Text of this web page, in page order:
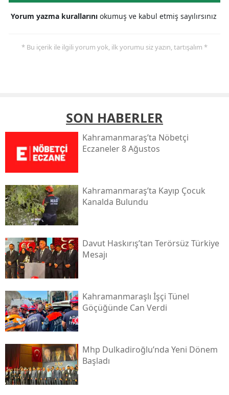
Yorum yazma kurallarını okumuş ve kabul etmiş sayılırsınız
* Bu içerik ile ilgili yorum yok, ilk yorumu siz yazın, tartışalım *
SON HABERLER
Kahramanmaraş’ta Nöbetçi
Eczaneler 8 Ağustos
Kahramanmaraş’ta Kayıp Çocuk
Kanalda Bulundu
Davut Haskırış’tan Terörsüz Türkiye
Mesajı
Kahramanmaraşlı İşçi Tünel
Göçüğünde Can Verdi
Mhp Dulkadiroğlu’nda Yeni Dönem
Başladı